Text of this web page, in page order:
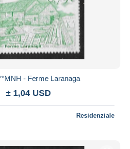
- Ferme Laranaga
± 1,04 USD
Residenziale